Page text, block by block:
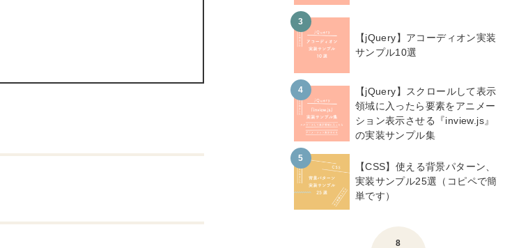
【jQuery】アコーディオン実装
サンプル10選
【jQuery】スクロールして表示
領域に入ったら要素をアニメー
ション表示させる『inview.js』
の実装サンプル集
【CSS】使える背景パターン、
実装サンプル25選（コピペで簡
単です）
8